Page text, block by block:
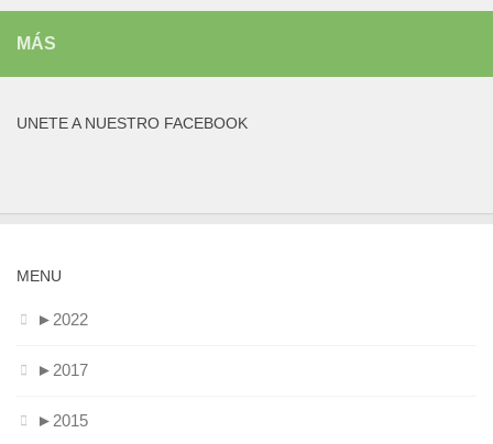
MÁS
UNETE A NUESTRO FACEBOOK
MENU
► 2022
► 2017
► 2015